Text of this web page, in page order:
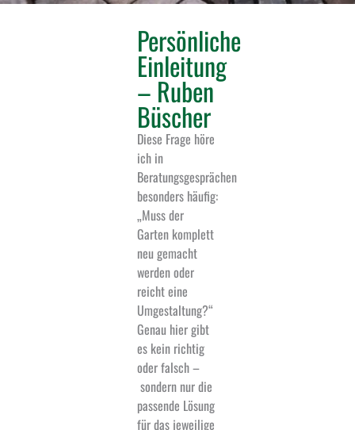
Persönliche
Einleitung
– Ruben
Büscher
Diese Frage höre
ich in
Beratungsgesprächen
besonders häufig:
„Muss der
Garten komplett
neu gemacht
werden oder
reicht eine
Umgestaltung?“
Genau hier gibt
es kein richtig
oder falsch –
sondern nur die
passende Lösung
für das jeweilige